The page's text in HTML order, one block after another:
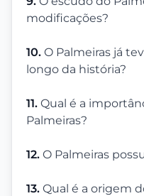
modificações?
10. O Palmeiras já
longo da história?
11. Qual é a
Palmeiras?
12. O Palmeiras
13. Qual é a origem